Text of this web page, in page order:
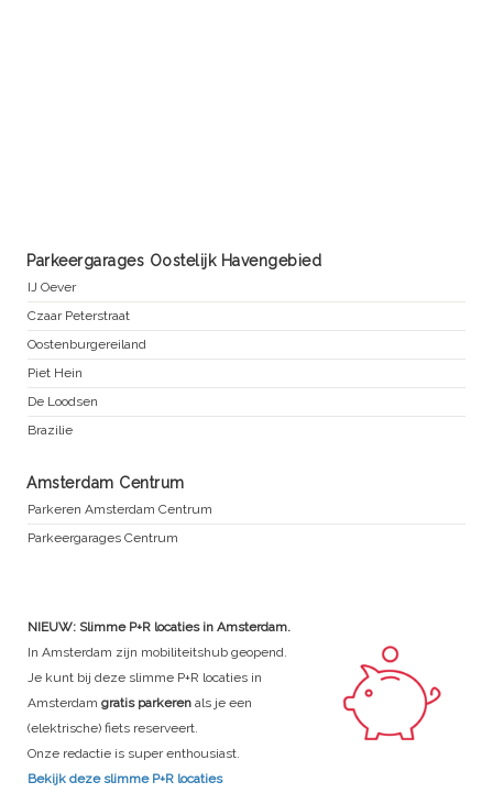
Parkeergarages Oostelijk Havengebied
IJ Oever
Czaar Peterstraat
Oostenburgereiland
Piet Hein
De Loodsen
Brazilie
Amsterdam Centrum
Parkeren Amsterdam Centrum
Parkeergarages Centrum
NIEUW: Slimme P+R locaties in Amsterdam.
In Amsterdam zijn mobiliteitshub geopend.
Je kunt bij deze slimme P+R locaties in
Amsterdam gratis parkeren als je een
(elektrische) fiets reserveert.
Onze redactie is super enthousiast.
Bekijk deze slimme P+R locaties